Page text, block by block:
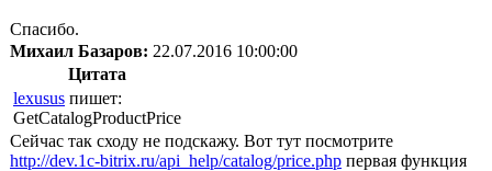
Спасибо.
Михаил Базаров: 22.07.2016 10:00:00
Цитата
lexusus пишет:
GetCatalogProductPrice
Сейчас так сходу не подскажу. Вот тут посмотрите
http://dev.1c-bitrix.ru/api_help/catalog/price.php первая функция